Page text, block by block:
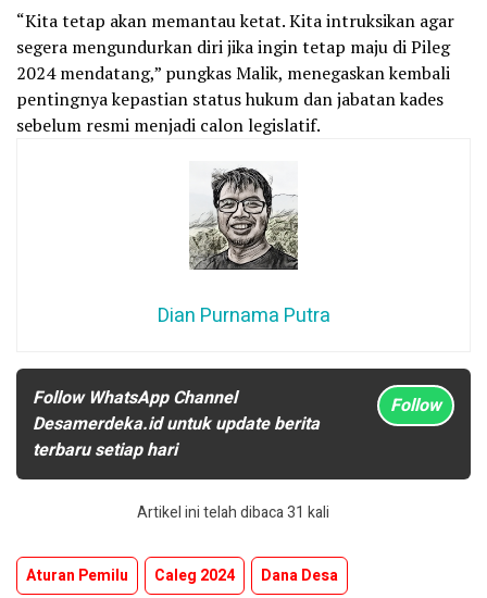
“Kita tetap akan memantau ketat. Kita intruksikan agar
segera mengundurkan diri jika ingin tetap maju di Pileg
2024 mendatang,” pungkas Malik, menegaskan kembali
pentingnya kepastian status hukum dan jabatan kades
sebelum resmi menjadi calon legislatif.
Dian Purnama Putra
Follow WhatsApp Channel
Desamerdeka.id untuk update berita
terbaru setiap hari
Follow
Artikel ini telah dibaca 31 kali
Aturan Pemilu Caleg 2024 Dana Desa